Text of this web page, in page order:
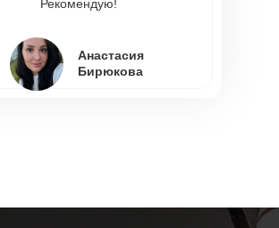
Елена Титова
Рекомендую!
Анастасия
Бирюкова